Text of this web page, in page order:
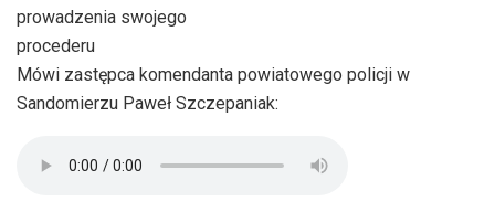
prowadzenia swojego
procederu
Mówi zastępca komendanta powiatowego policji w
Sandomierzu Paweł Szczepaniak: